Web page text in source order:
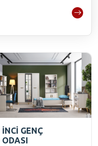
İNCİ GENÇ
ODASI